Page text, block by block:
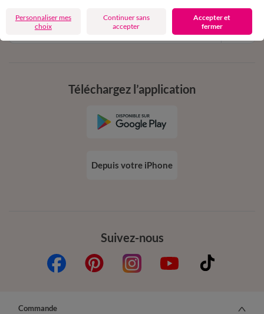
Suivez-nous
Téléchargez l’application
Depuis votre iPhone
Commande
Personnaliser mes
choix
Continuer sans
accepter
Accepter et
fermer